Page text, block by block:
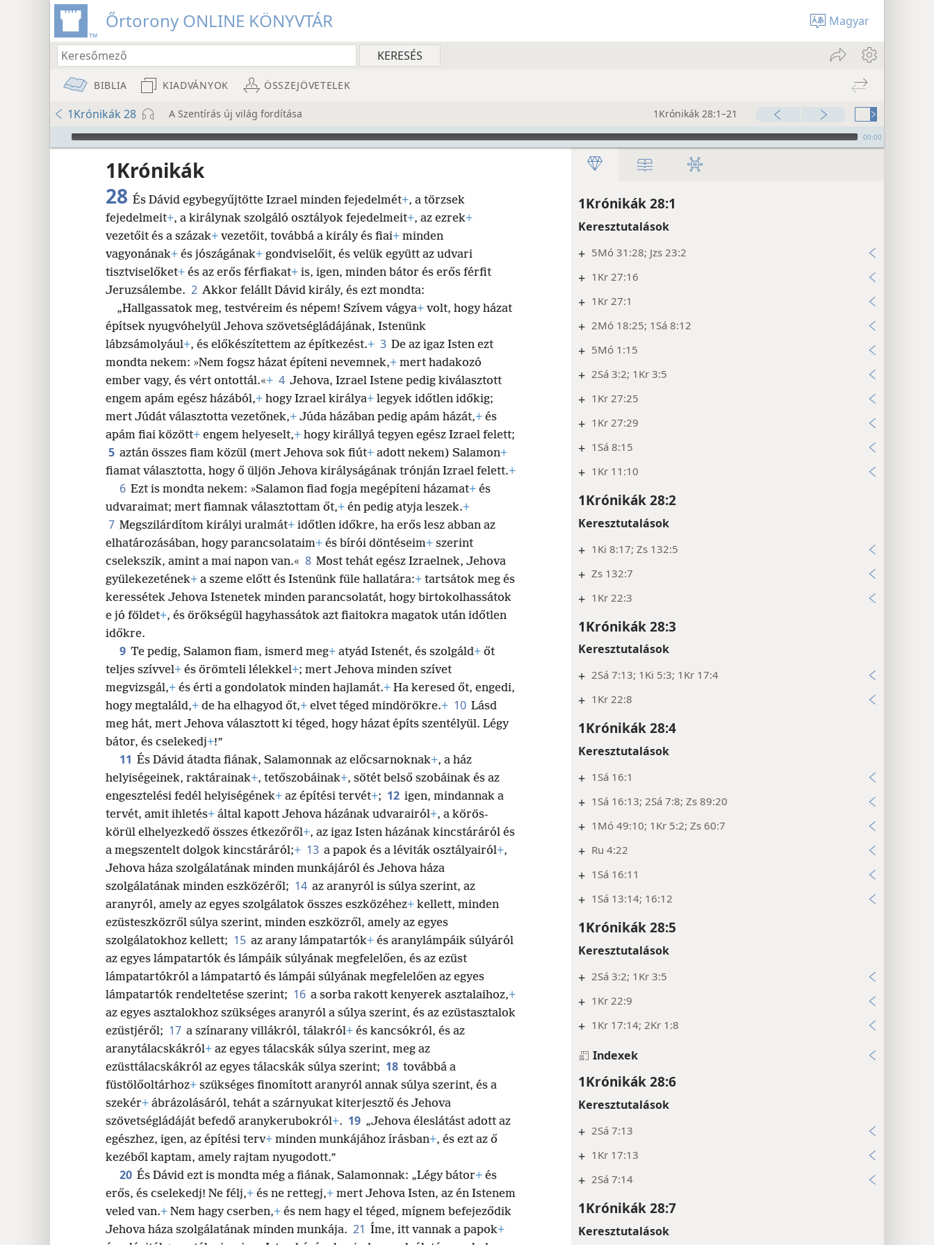
Őrtorony ONLINE KÖNYVTÁR Magyar
BIBLIA KIADVÁNYOK ÖSSZEJÖVETELEK
1Krónikák 28 A Szentírás új világ fordítása 1Krónikák 28:1–21
Audio Player 00:00
1Krónikák 28:1
Keresztutalások
+ 5Mó 31:28; Jzs 23:2
+ 1Kr 27:16
+ 1Kr 27:1
+ 2Mó 18:25; 1Sá 8:12
+ 5Mó 1:15
+ 2Sá 3:2; 1Kr 3:5
+ 1Kr 27:25
+ 1Kr 27:29
+ 1Sá 8:15
+ 1Kr 11:10
1Krónikák 28:2
Keresztutalások
+ 1Ki 8:17; Zs 132:5
+ Zs 132:7
+ 1Kr 22:3
1Krónikák 28:3
Keresztutalások
+ 2Sá 7:13; 1Ki 5:3; 1Kr 17:4
+ 1Kr 22:8
1Krónikák 28:4
Keresztutalások
+ 1Sá 16:1
+ 1Sá 16:13; 2Sá 7:8; Zs 89:20
+ 1Mó 49:10; 1Kr 5:2; Zs 60:7
+ Ru 4:22
+ 1Sá 16:11
+ 1Sá 13:14; 16:12
1Krónikák 28:5
Keresztutalások
+ 2Sá 3:2; 1Kr 3:5
+ 1Kr 22:9
+ 1Kr 17:14; 2Kr 1:8
Indexek
1Krónikák 28:6
Keresztutalások
+ 2Sá 7:13
+ 1Kr 17:13
+ 2Sá 7:14
1Krónikák 28:7
Keresztutalások
1Krónikák
28 És Dávid egybegyűjtötte Izrael minden fejedelmét+, a törzsek
fejedelmeit+, a királynak szolgáló osztályok fejedelmeit+, az ezrek+
vezetőit és a százak+ vezetőit, továbbá a király és fiai+ minden
vagyonának+ és jószágának+ gondviselőit, és velük együtt az udvari
tisztviselőket+ és az erős férfiakat+ is, igen, minden bátor és erős férfit
Jeruzsálembe. 2 Akkor felállt Dávid király, és ezt mondta:
„Hallgassatok meg, testvéreim és népem! Szívem vágya+ volt, hogy házat
építsek nyugvóhelyül Jehova szövetségládájának, Istenünk
lábzsámolyául+, és előkészítettem az építkezést.+ 3 De az igaz Isten ezt
mondta nekem: »Nem fogsz házat építeni nevemnek,+ mert hadakozó
ember vagy, és vért ontottál.«+ 4 Jehova, Izrael Istene pedig kiválasztott
engem apám egész házából,+ hogy Izrael királya+ legyek időtlen időkig;
mert Júdát választotta vezetőnek,+ Júda házában pedig apám házát,+ és
apám fiai között+ engem helyeselt,+ hogy királlyá tegyen egész Izrael felett;
5 aztán összes fiam közül (mert Jehova sok fiút+ adott nekem) Salamon+
fiamat választotta, hogy ő üljön Jehova királyságának trónján Izrael felett.+
6 Ezt is mondta nekem: »Salamon fiad fogja megépíteni házamat+ és
udvaraimat; mert fiamnak választottam őt,+ én pedig atyja leszek.+
7 Megszilárdítom királyi uralmát+ időtlen időkre, ha erős lesz abban az
elhatározásában, hogy parancsolataim+ és bírói döntéseim+ szerint
cselekszik, amint a mai napon van.« 8 Most tehát egész Izraelnek, Jehova
gyülekezetének+ a szeme előtt és Istenünk füle hallatára:+ tartsátok meg és
keressétek Jehova Istenetek minden parancsolatát, hogy birtokolhassátok
e jó földet+, és örökségül hagyhassátok azt fiaitokra magatok után időtlen
időkre.
9 Te pedig, Salamon fiam, ismerd meg+ atyád Istenét, és szolgáld+ őt
teljes szívvel+ és örömteli lélekkel+; mert Jehova minden szívet
megvizsgál,+ és érti a gondolatok minden hajlamát.+ Ha keresed őt, engedi,
hogy megtaláld,+ de ha elhagyod őt,+ elvet téged mindörökre.+ 10 Lásd
meg hát, mert Jehova választott ki téged, hogy házat építs szentélyül. Légy
bátor, és cselekedj+!”
11 És Dávid átadta fiának, Salamonnak az előcsarnoknak+, a ház
helyiségeinek, raktárainak+, tetőszobáinak+, sötét belső szobáinak és az
engesztelési fedél helyiségének+ az építési tervét+; 12 igen, mindannak a
tervét, amit ihletés+ által kapott Jehova házának udvarairól+, a körös-
körül elhelyezkedő összes étkezőről+, az igaz Isten házának kincstáráról és
a megszentelt dolgok kincstáráról;+ 13 a papok és a léviták osztályairól+,
Jehova háza szolgálatának minden munkájáról és Jehova háza
szolgálatának minden eszközéről; 14 az aranyról is súlya szerint, az
aranyról, amely az egyes szolgálatok összes eszközéhez+ kellett, minden
ezüsteszközről súlya szerint, minden eszközről, amely az egyes
szolgálatokhoz kellett; 15 az arany lámpatartók+ és aranylámpáik súlyáról
az egyes lámpatartók és lámpáik súlyának megfelelően, és az ezüst
lámpatartókról a lámpatartó és lámpái súlyának megfelelően az egyes
lámpatartók rendeltetése szerint; 16 a sorba rakott kenyerek asztalaihoz,+
az egyes asztalokhoz szükséges aranyról a súlya szerint, és az ezüstasztalok
ezüstjéről; 17 a színarany villákról, tálakról+ és kancsókról, és az
aranytálacskákról+ az egyes tálacskák súlya szerint, meg az
ezüsttálacskákról az egyes tálacskák súlya szerint; 18 továbbá a
füstölőoltárhoz+ szükséges finomított aranyról annak súlya szerint, és a
szekér+ ábrázolásáról, tehát a szárnyukat kiterjesztő és Jehova
szövetségládáját befedő aranykerubokról+. 19 „Jehova éleslátást adott az
egészhez, igen, az építési terv+ minden munkájához írásban+, és ezt az ő
kezéből kaptam, amely rajtam nyugodott.”
20 És Dávid ezt is mondta még a fiának, Salamonnak: „Légy bátor+ és
erős, és cselekedj! Ne félj,+ és ne rettegj,+ mert Jehova Isten, az én Istenem
veled van.+ Nem hagy cserben,+ és nem hagy el téged, mígnem befejeződik
Jehova háza szolgálatának minden munkája. 21 Íme, itt vannak a papok+